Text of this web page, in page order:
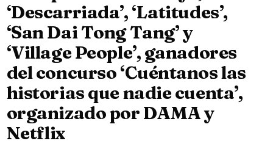
‘Descarriada’, ‘Latitudes’,
‘San Dai Tong Tang’ y
‘Village People’, ganadores
del concurso ‘Cuéntanos las
historias que nadie cuenta’,
organizado por DAMA y
Netflix